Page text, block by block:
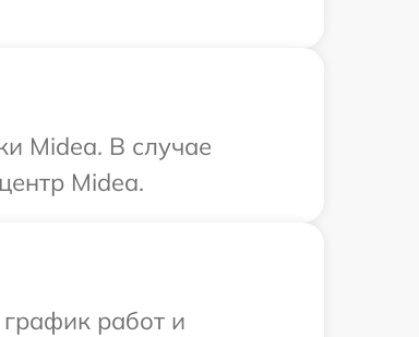
Midea. В случае
Midea.
работ и